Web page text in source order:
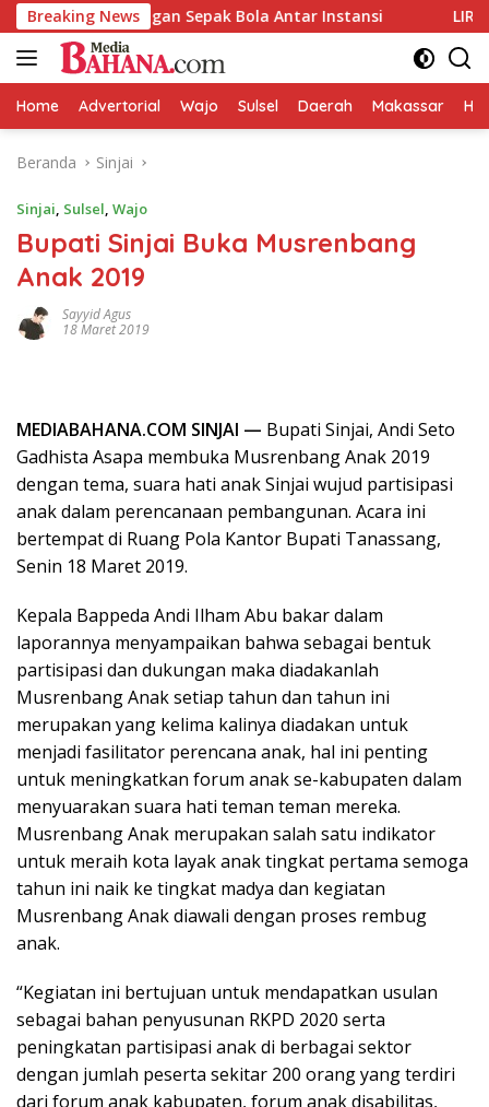
Langsung
ke
konten
Breaking NewsSepak Bola Antar Instansi LIRA Wajo
Home Advertorial Wajo Sulsel Daerah Makassar
Beranda Sinjai
Sinjai, Sulsel, Wajo
Bupati Sinjai Buka Musrenbang
Anak 2019
Sayyid Agus
18 Maret 2019
MEDIABAHANA.COM SINJAI — Bupati Sinjai, Andi Seto
Gadhista Asapa membuka Musrenbang Anak 2019
dengan tema, suara hati anak Sinjai wujud partisipasi
anak dalam perencanaan pembangunan. Acara ini
bertempat di Ruang Pola Kantor Bupati Tanassang,
Senin 18 Maret 2019.
Kepala Bappeda Andi Ilham Abu bakar dalam
laporannya menyampaikan bahwa sebagai bentuk
partisipasi dan dukungan maka diadakanlah
Musrenbang Anak setiap tahun dan tahun ini
merupakan yang kelima kalinya diadakan untuk
menjadi fasilitator perencana anak, hal ini penting
untuk meningkatkan forum anak se-kabupaten dalam
menyuarakan suara hati teman teman mereka.
Musrenbang Anak merupakan salah satu indikator
untuk meraih kota layak anak tingkat pertama semoga
tahun ini naik ke tingkat madya dan kegiatan
Musrenbang Anak diawali dengan proses rembug
anak.
“Kegiatan ini bertujuan untuk mendapatkan usulan
sebagai bahan penyusunan RKPD 2020 serta
peningkatan partisipasi anak di berbagai sektor
dengan jumlah peserta sekitar 200 orang yang terdiri
dari forum anak kabupaten, forum anak disabilitas,